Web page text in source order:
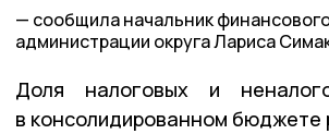
сообщила начальник
администрации округа Лариса
Доля налоговых и
в консолидированном бюджете